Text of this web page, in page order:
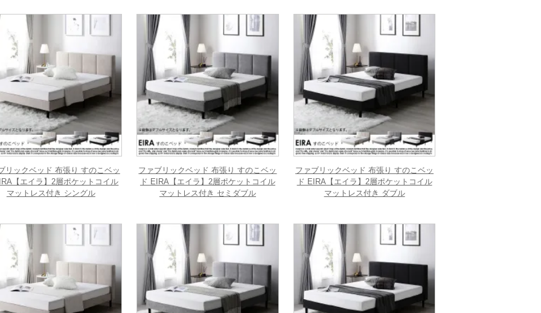
リックベッド 布張り すのこベッ
【エイラ】2層ポケットコイル
マットレス付き シングル
ファブリックベッド 布張り すのこベッ
ド EIRA【エイラ】2層ポケットコイル
マットレス付き セミダブル
ファブリックベッド 布張り すのこベッ
ド EIRA【エイラ】2層ポケットコイル
マットレス付き ダブル